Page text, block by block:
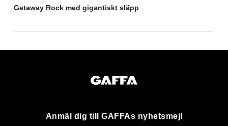
Getaway Rock med gigantiskt släpp
Anmäl dig till GAFFAs nyhetsmejl